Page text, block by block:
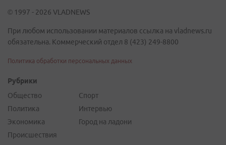
© 1997 - 2026 VLADNEWS
При любом использовании материалов ссылка на vladnews.ru
обязательна. Коммерческий отдел 8 (423) 249-8800
Политика обработки персональных данных
Рубрики
Общество
Политика
Экономика
Происшествия
Спорт
Интервью
Город на ладони